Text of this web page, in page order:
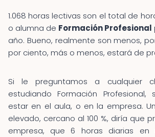
1.068 horas lectivas son el total de
o alumna de Formación Profesional
año. Bueno, realmente son menos,
por ciento, más o menos, estará de
Si le preguntamos a cualquier
estudiando Formación Profesional,
estar en el aula, o en la empresa.
elevado, cercano al 100 %, diría que
empresa, que 6 horas diarias